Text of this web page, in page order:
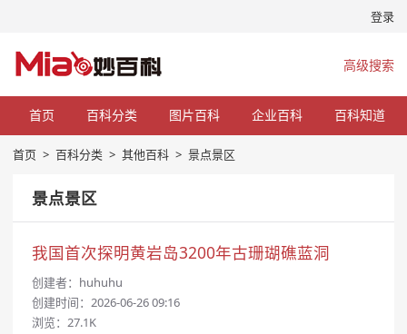
登录
高级搜索
首页 百科分类 图片百科 企业百科 百科知道
首页 > 百科分类 > 其他百科 > 景点景区
景点景区
我国首次探明黄岩岛3200年古珊瑚礁蓝洞
创建者： huhuhu
创建时间：2026-06-26 09:16
浏览：27.1K